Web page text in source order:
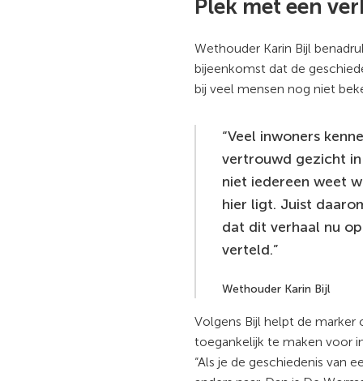
Plek met een
Wethouder Karin Bijl
bijeenkomst dat de
bij veel mensen nog niet
Veel inwoners
vertrouwd gezicht
niet iedereen weet
hier ligt. Juist
dat dit verhaal nu
verteld.
Wethouder Karin Bijl
Volgens Bijl helpt de marker
toegankelijk te maken voor
“Als je de geschiedenis van